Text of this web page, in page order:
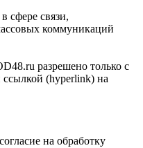
сфере связи,
коммуникаций
разрешено только с
ссылкой (hyperlink) на
на обработку